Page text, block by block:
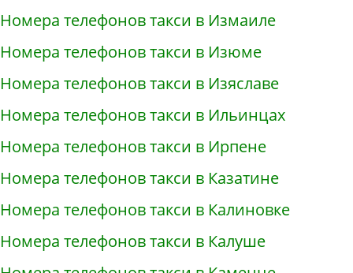
Номера телефонов такси в Измаиле
Номера телефонов такси в Изюме
Номера телефонов такси в Изяславе
Номера телефонов такси в Ильинцах
Номера телефонов такси в Ирпене
Номера телефонов такси в Казатине
Номера телефонов такси в Калиновке
Номера телефонов такси в Калуше